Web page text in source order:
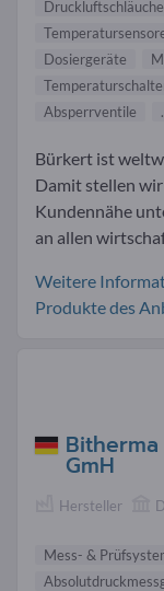
Druckluftschläuche
Dosiergeräte
Absperrventile
Bürkert ist
Damit stellen
Kundennähe
an allen
Weitere
Produkte des
GmH
Hersteller
Mess- &